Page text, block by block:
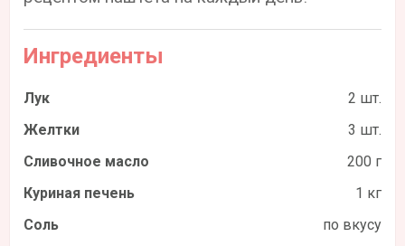
Ингредиенты
Лук
2 шт.
Желтки
3 шт.
Сливочное масло
200 г
Куриная печень
1 кг
Соль
по вкусу